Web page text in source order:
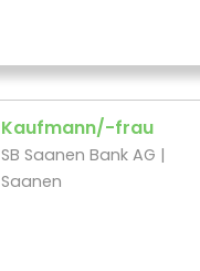
Kaufmann/-frau
SB Saanen Bank AG |
Saanen